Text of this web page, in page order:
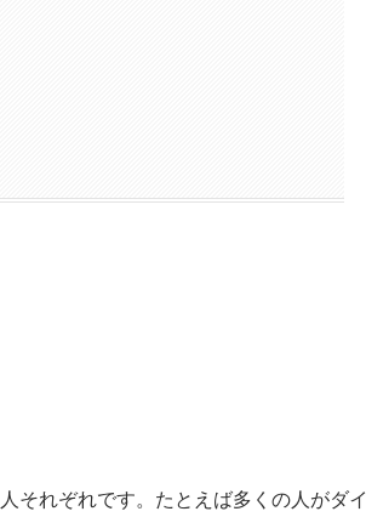
それぞれです。たとえば多くの人がダイ